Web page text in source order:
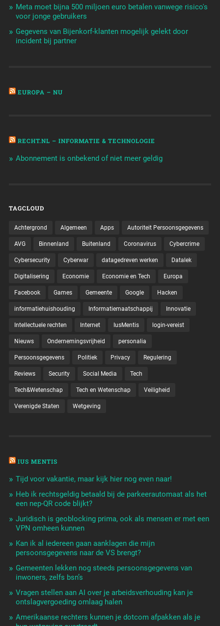
Meta moet bijna 500 miljoen euro betalen vanwege risico's
voor jonge gebruikers
Gegevens van Bijenkorf-klanten mogelijk gelekt door
incident bij partner
EUROPA – NU
RECHT.NL – INFORMATIE & TECHNOLOGIE
Abonnement is onbekend of niet meer geldig
TAGCLOUD
Achtergrond Algemeen Apps Autoriteit Persoonsgegevens
AVG Binnenland Buitenland Coronavirus Cybercrime
Cybersecurity Cyberwar datagedreven werken Datalek
Digitalisering Economie Economie en Tech Europa
Facebook Games Gemeente Google Hacken
informatiehuishouding Informatiemaatschappij Innovatie
Intellectuele rechten Internet IusMentis login-vereist
Nieuws Ondernemingsvrijheid personalia
Persoonsgegevens Politiek Privacy Regulering
Reviews Security Social Media Tech
Tech&Wetenschap Tech en Wetenschap Veiligheid
Verenigde Staten Wetgeving
IUS MENTIS
Tijd voor vakantie, maar kijk hier nog even naar!
Heb ik rechtsgeldig betaald bij de parkeerautomaat als het
een nep-QR code blijkt?
Juridisch is geoblocking prima, ook als mensen er met een
VPN omheen kunnen
Kan ik al iedereen gaan aanklagen die mijn
persoonsgegevens naar de VS brengt?
Gemeenten lekken nog steeds persoonsgegevens van
inwoners, zelfs bsn’s
Vragen stellen aan AI over je arbeidsverhouding kan je
ontslagvergoeding omlaag halen
Amerikaanse rechters kunnen je dotcom afpakken als je